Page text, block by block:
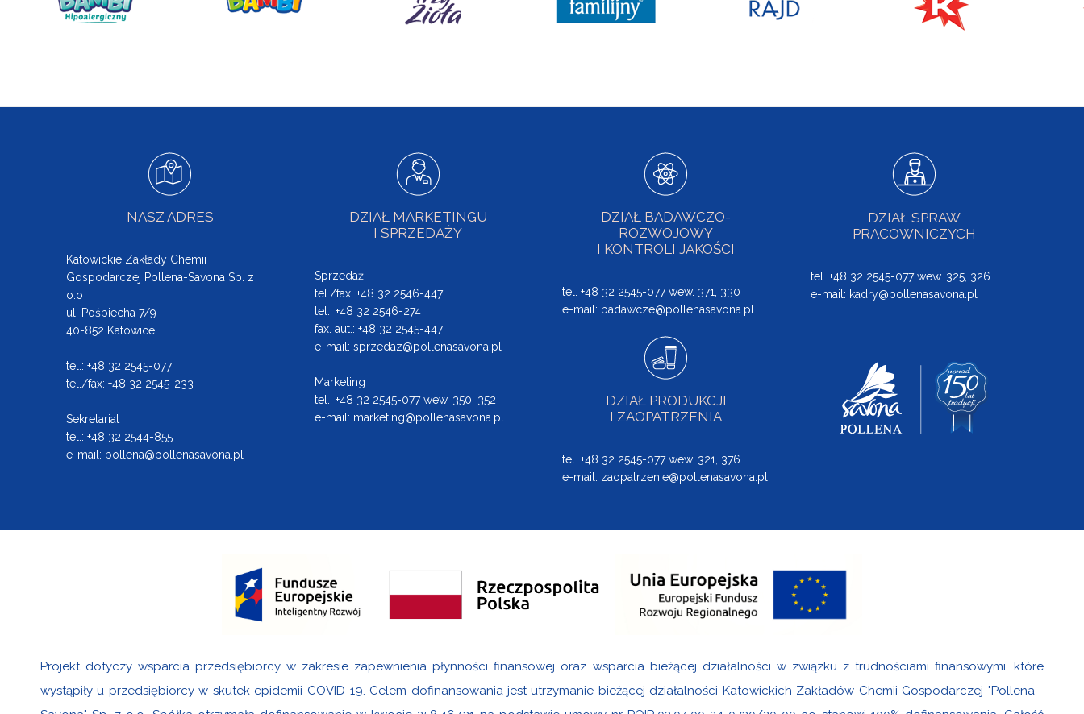
NASZ ADRES
Katowickie Zakłady Chemii
Gospodarczej Pollena-Savona Sp. z
o.o
ul. Pośpiecha 7/9
40-852 Katowice
tel.: +48 32 2545-077
tel./fax: +48 32 2545-233
Sekretariat
tel.: +48 32 2544-855
e-mail: pollena@pollenasavona.pl
DZIAŁ MARKETINGU
I SPRZEDAŻY
Sprzedaż
tel./fax: +48 32 2546-447
tel.: +48 32 2546-274
fax. aut.: +48 32 2545-447
e-mail: sprzedaz@pollenasavona.pl
Marketing
tel.: +48 32 2545-077 wew. 350, 352
e-mail: marketing@pollenasavona.pl
DZIAŁ BADAWCZO-
ROZWOJOWY
I KONTROLI JAKOŚCI
tel. +48 32 2545-077 wew. 371, 330
e-mail: badawcze@pollenasavona.pl
DZIAŁ PRODUKCJI
I ZAOPATRZENIA
tel. +48 32 2545-077 wew. 321, 376
e-mail: zaopatrzenie@pollenasavona.pl
DZIAŁ SPRAW
PRACOWNICZYCH
tel. +48 32 2545-077 wew. 325, 326
e-mail: kadry@pollenasavona.pl
Projekt dotyczy wsparcia przedsiębiorcy w zakresie zapewnienia płynności finansowej oraz wsparcia bieżącej działalności w związku z trudnościami finansowymi, które
wystąpiły u przedsiębiorcy w skutek epidemii COVID-19. Celem dofinansowania jest utrzymanie bieżącej działalności Katowickich Zakładów Chemii Gospodarczej "Pollena -